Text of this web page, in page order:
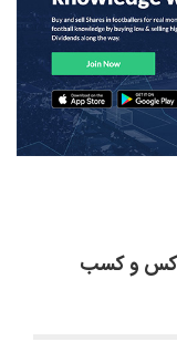
و کسب